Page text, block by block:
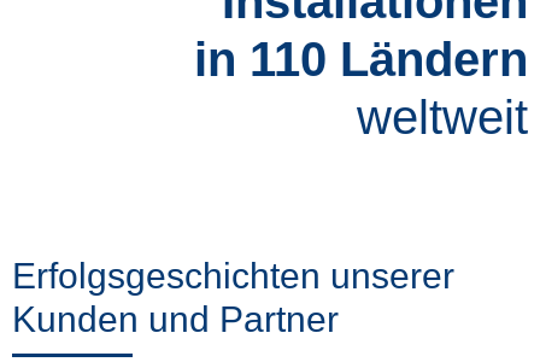
in 110 Ländern
weltweit
Erfolgsgeschichten unserer
Kunden und Partner